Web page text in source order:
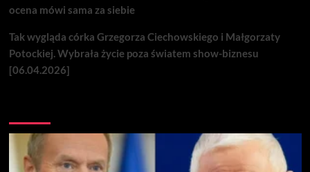
ocena mówi sama za siebie
Tak wygląda córka Grzegorza Ciechowskiego i Małgorzaty
Potockiej. Wybrała życie poza światem show-biznesu
[06.04.2026]